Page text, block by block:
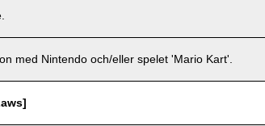
med Nintendo och/eller spelet 'Mario Kart'.